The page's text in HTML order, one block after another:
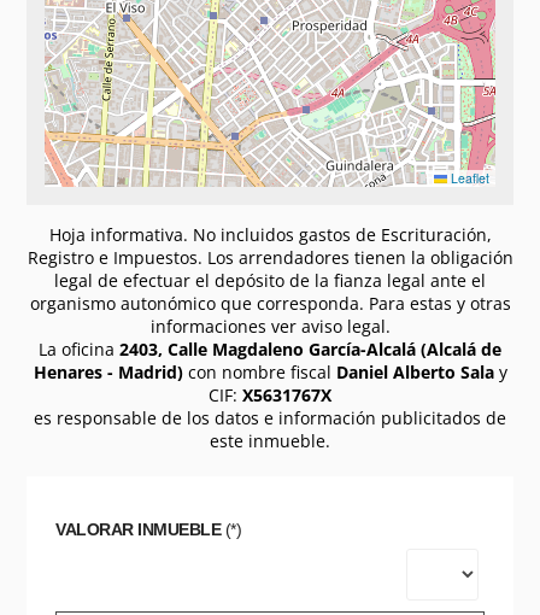
Leaflet
Hoja informativa. No incluidos gastos de Escrituración,
Registro e Impuestos. Los arrendadores tienen la obligación
legal de efectuar el depósito de la fianza legal ante el
organismo autonómico que corresponda. Para estas y otras
informaciones ver aviso legal.
La oficina 2403, Calle Magdaleno García-Alcalá (Alcalá de
Henares - Madrid)con nombre fiscal Daniel Alberto Salay
CIF: X5631767X
es responsable de los datos e información publicitados de
este inmueble.
VALORAR INMUEBLE(*)